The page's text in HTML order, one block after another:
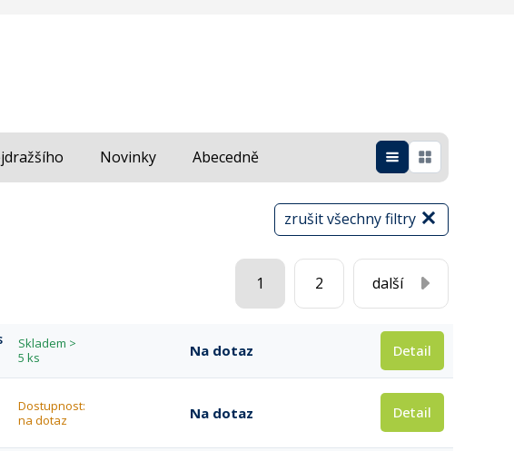
Novinky Abecedně
zrušit všechny filtry
1 2 další
Skladem >
5 ks
Na dotaz Detail
Dostupnost:
na dotaz
Na dotaz Detail